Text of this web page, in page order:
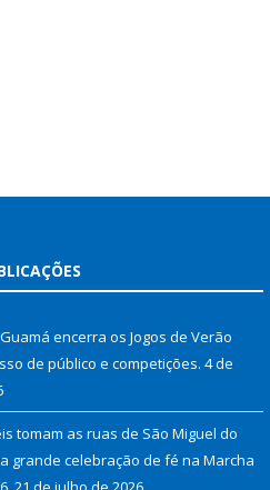
encerra os Jogos de Verão
de público e competições. 4 de
tomam as ruas de São Miguel do
grande celebração de fé na Marcha